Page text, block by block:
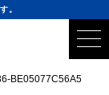
。
BE05077C56A5